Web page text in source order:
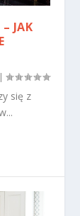
JAK
|
się z